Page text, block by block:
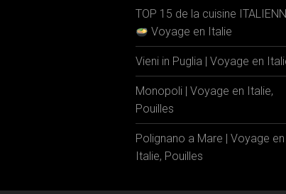
TOP 15 de la cuisine
Voyage en Italie
Vieni in Puglia | Voyage en
Monopoli | Voyage en Italie,
Pouilles
Polignano a Mare | Voyage en
Italie, Pouilles